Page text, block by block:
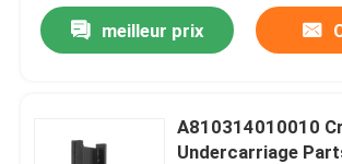
meilleur prix
A810314010010
Undercarriage